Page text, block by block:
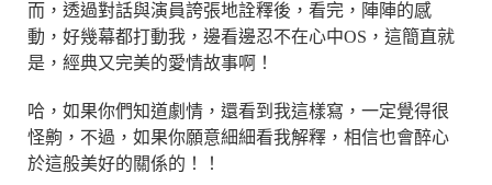
而，透過對話與演員誇張地詮釋後，看完，陣陣的感
動，好幾幕都打動我，邊看邊忍不在心中OS，這簡直就
是，經典又完美的愛情故事啊！
哈，如果你們知道劇情，還看到我這樣寫，一定覺得很
怪齁，不過，如果你願意細細看我解釋，相信也會醉心
於這般美好的關係的！！